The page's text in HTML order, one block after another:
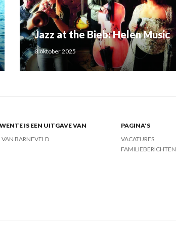
Jazz at the Bieb: Helen Music
3 oktober 2025
IS EEN UITGAVE VAN
VAN BARNEVELD
PAGINA'S
VACATURES
FAMILIEBERICHTEN